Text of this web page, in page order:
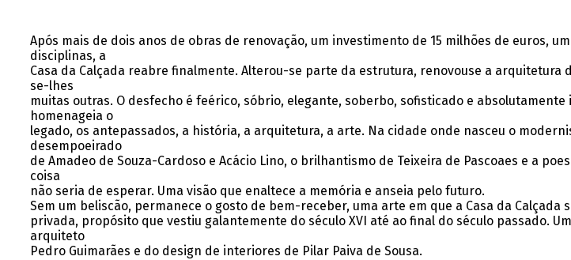
Após mais de dois anos de obras de renovação, um investimento de 15 milhões de euros,
disciplinas, a
Casa da Calçada reabre finalmente. Alterou-se parte da estrutura, renovouse a
se-lhes
muitas outras. O desfecho é feérico, sóbrio, elegante, soberbo, sofisticado e
homenageia o
legado, os antepassados, a história, a arquitetura, a arte. Na cidade onde nasceu o
desempoeirado
de Amadeo de Souza-Cardoso e Acácio Lino, o brilhantismo de Teixeira de Pascoaes e a
coisa
não seria de esperar. Uma visão que enaltece a memória e anseia pelo futuro.
Sem um beliscão, permanece o gosto de bem-receber, uma arte em que a Casa da
privada, propósito que vestiu galantemente do século XVI até ao final do século passado.
arquiteto
Pedro Guimarães e do design de interiores de Pilar Paiva de Sousa.